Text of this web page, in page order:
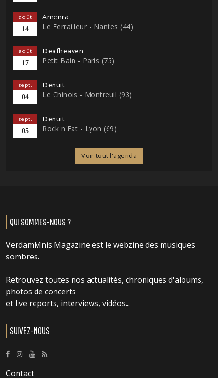
août
14
Amenra
Le Ferrailleur - Nantes (44)
août
17
Deafheaven
Petit Bain - Paris (75)
sept.
04
Denuit
Le Chinois - Montreuil (93)
sept.
05
Denuit
Rock n'Eat - Lyon (69)
Voir tout l'agenda
QUI SOMMES-NOUS ?
VerdamMnis Magazine est le webzine des musiques
sombres.
Retrouvez toutes nos actualités, chroniques d'albums,
photos de concerts
et live reports, interviews, vidéos...
SUIVEZ-NOUS
Contact